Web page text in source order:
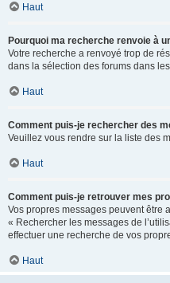
Haut
Pourquoi ma recherche renvoie à
Votre recherche a renvoyé trop de
dans la sélection des forums dans
Haut
Comment puis-je rechercher des
Veuillez vous rendre sur la liste des
Haut
Comment puis-je retrouver mes
Vos propres messages peuvent être
« Rechercher les messages de
effectuer une recherche de vos
Haut